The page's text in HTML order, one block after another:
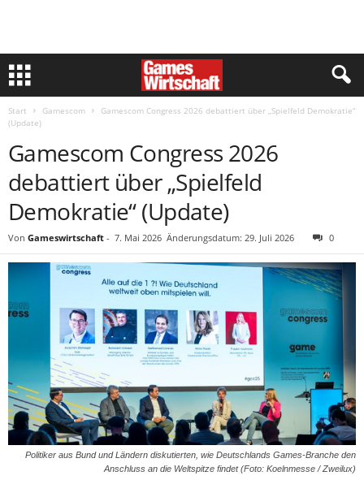
Start Gamescom
Gamescom Congress 2026 debattiert über „Spielfeld Demokratie“
(Update)
Gamescom Congress 2026
debattiert über „Spielfeld
Demokratie“ (Update)
Von Gameswirtschaft - 7. Mai 2026 Änderungsdatum: 29. Juli 2026 0
Politiker aus Bund und Ländern diskutierten, wie Deutschlands Games-Branche den
Anschluss an die Weltspitze findet (Foto: Koelnmesse / Zweilux)